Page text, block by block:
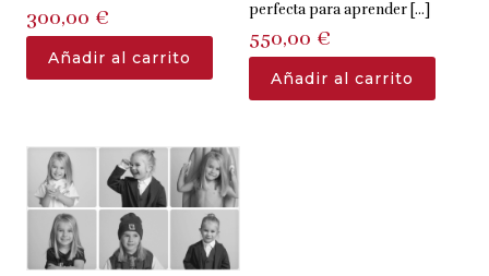
300,00 €
Añadir al carrito
perfecta para aprender […]
550,00 €
Añadir al carrito